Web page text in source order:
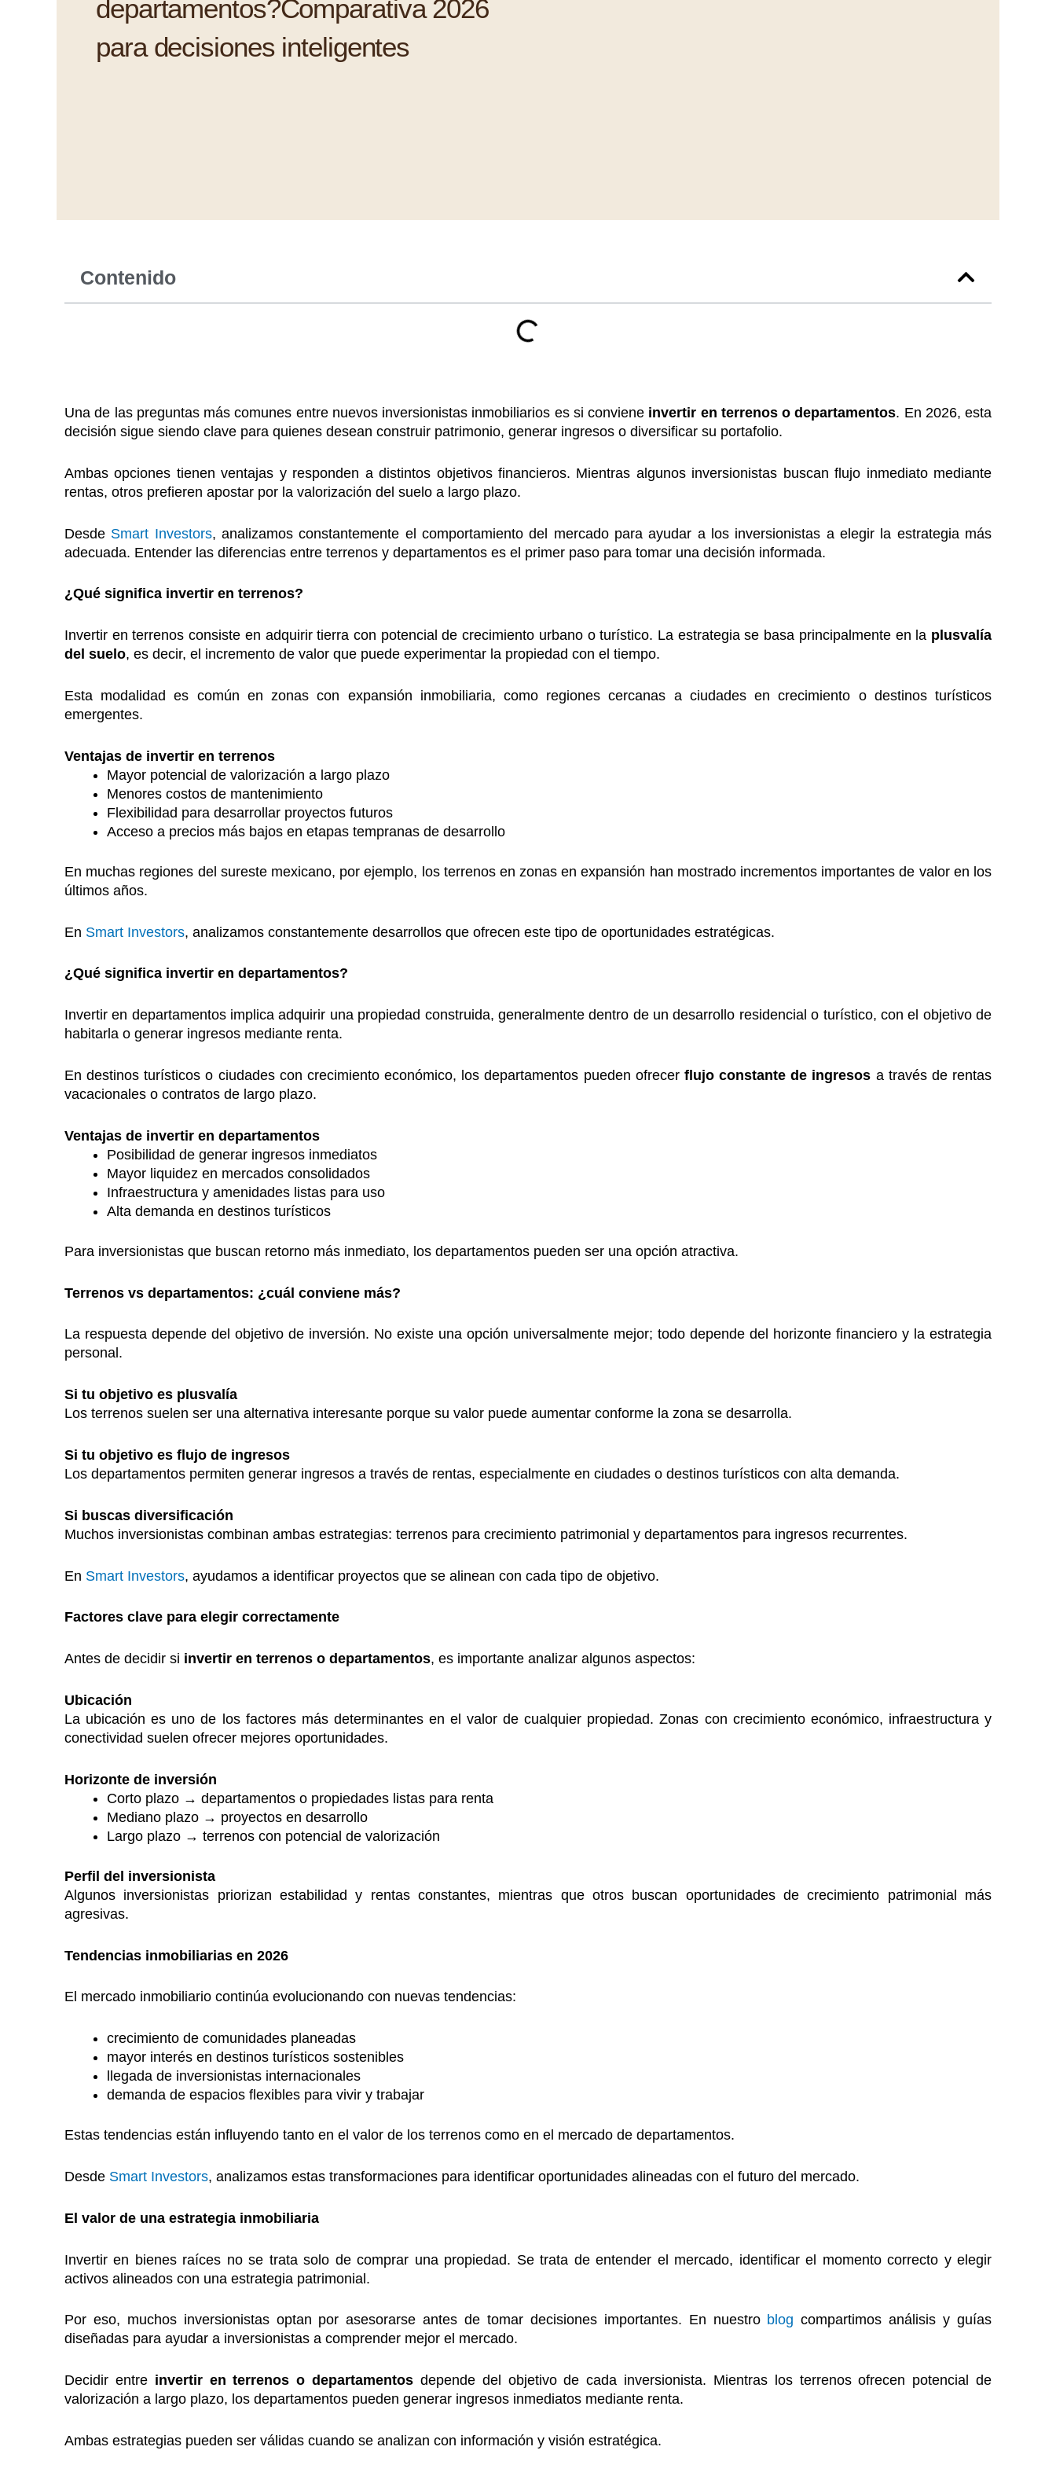
departamentos?Comparativa 2026
para decisiones inteligentes
Contenido
Una de las preguntas más comunes entre nuevos inversionistas inmobiliarios es si conviene invertir en terrenos o departamentos. En 2026, esta
decisión sigue siendo clave para quienes desean construir patrimonio, generar ingresos o diversificar su portafolio.
Ambas opciones tienen ventajas y responden a distintos objetivos financieros. Mientras algunos inversionistas buscan flujo inmediato mediante
rentas, otros prefieren apostar por la valorización del suelo a largo plazo.
Desde Smart Investors, analizamos constantemente el comportamiento del mercado para ayudar a los inversionistas a elegir la estrategia más
adecuada. Entender las diferencias entre terrenos y departamentos es el primer paso para tomar una decisión informada.
¿Qué significa invertir en terrenos?
Invertir en terrenos consiste en adquirir tierra con potencial de crecimiento urbano o turístico. La estrategia se basa principalmente en la plusvalía
del suelo, es decir, el incremento de valor que puede experimentar la propiedad con el tiempo.
Esta modalidad es común en zonas con expansión inmobiliaria, como regiones cercanas a ciudades en crecimiento o destinos turísticos
emergentes.
Ventajas de invertir en terrenos
Mayor potencial de valorización a largo plazo
Menores costos de mantenimiento
Flexibilidad para desarrollar proyectos futuros
Acceso a precios más bajos en etapas tempranas de desarrollo
En muchas regiones del sureste mexicano, por ejemplo, los terrenos en zonas en expansión han mostrado incrementos importantes de valor en los
últimos años.
En Smart Investors, analizamos constantemente desarrollos que ofrecen este tipo de oportunidades estratégicas.
¿Qué significa invertir en departamentos?
Invertir en departamentos implica adquirir una propiedad construida, generalmente dentro de un desarrollo residencial o turístico, con el objetivo de
habitarla o generar ingresos mediante renta.
En destinos turísticos o ciudades con crecimiento económico, los departamentos pueden ofrecer flujo constante de ingresos a través de rentas
vacacionales o contratos de largo plazo.
Ventajas de invertir en departamentos
Posibilidad de generar ingresos inmediatos
Mayor liquidez en mercados consolidados
Infraestructura y amenidades listas para uso
Alta demanda en destinos turísticos
Para inversionistas que buscan retorno más inmediato, los departamentos pueden ser una opción atractiva.
Terrenos vs departamentos: ¿cuál conviene más?
La respuesta depende del objetivo de inversión. No existe una opción universalmente mejor; todo depende del horizonte financiero y la estrategia
personal.
Si tu objetivo es plusvalía
Los terrenos suelen ser una alternativa interesante porque su valor puede aumentar conforme la zona se desarrolla.
Si tu objetivo es flujo de ingresos
Los departamentos permiten generar ingresos a través de rentas, especialmente en ciudades o destinos turísticos con alta demanda.
Si buscas diversificación
Muchos inversionistas combinan ambas estrategias: terrenos para crecimiento patrimonial y departamentos para ingresos recurrentes.
En Smart Investors, ayudamos a identificar proyectos que se alinean con cada tipo de objetivo.
Factores clave para elegir correctamente
Antes de decidir si invertir en terrenos o departamentos, es importante analizar algunos aspectos:
Ubicación
La ubicación es uno de los factores más determinantes en el valor de cualquier propiedad. Zonas con crecimiento económico, infraestructura y
conectividad suelen ofrecer mejores oportunidades.
Horizonte de inversión
Corto plazo → departamentos o propiedades listas para renta
Mediano plazo → proyectos en desarrollo
Largo plazo → terrenos con potencial de valorización
Perfil del inversionista
Algunos inversionistas priorizan estabilidad y rentas constantes, mientras que otros buscan oportunidades de crecimiento patrimonial más
agresivas.
Tendencias inmobiliarias en 2026
El mercado inmobiliario continúa evolucionando con nuevas tendencias:
crecimiento de comunidades planeadas
mayor interés en destinos turísticos sostenibles
llegada de inversionistas internacionales
demanda de espacios flexibles para vivir y trabajar
Estas tendencias están influyendo tanto en el valor de los terrenos como en el mercado de departamentos.
Desde Smart Investors, analizamos estas transformaciones para identificar oportunidades alineadas con el futuro del mercado.
El valor de una estrategia inmobiliaria
Invertir en bienes raíces no se trata solo de comprar una propiedad. Se trata de entender el mercado, identificar el momento correcto y elegir
activos alineados con una estrategia patrimonial.
Por eso, muchos inversionistas optan por asesorarse antes de tomar decisiones importantes. En nuestro blog compartimos análisis y guías
diseñadas para ayudar a inversionistas a comprender mejor el mercado.
Decidir entre invertir en terrenos o departamentos depende del objetivo de cada inversionista. Mientras los terrenos ofrecen potencial de
valorización a largo plazo, los departamentos pueden generar ingresos inmediatos mediante renta.
Ambas estrategias pueden ser válidas cuando se analizan con información y visión estratégica.